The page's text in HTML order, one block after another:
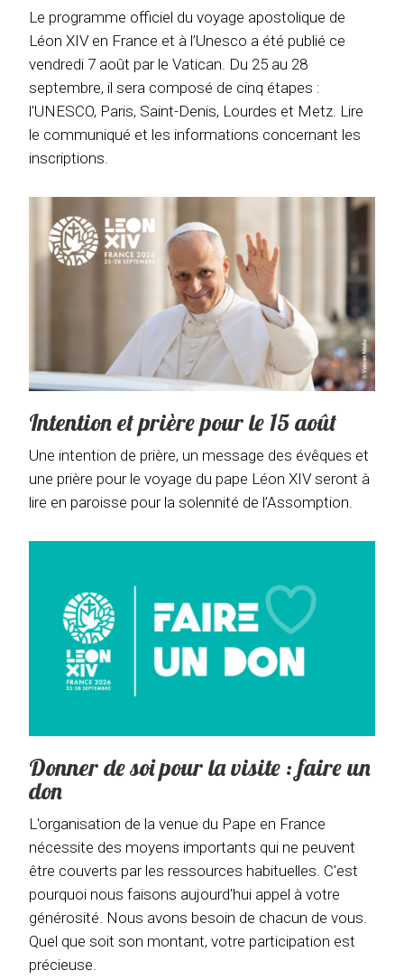
Le programme officiel du voyage apostolique de
Léon XIV en France et à l’Unesco a été publié ce
vendredi 7 août par le Vatican. Du 25 au 28
septembre, il sera composé de cinq étapes :
l'UNESCO, Paris, Saint-Denis, Lourdes et Metz. Lire
le communiqué et les informations concernant les
inscriptions.
Intention et prière pour le 15 août
Une intention de prière, un message des évêques et
une prière pour le voyage du pape Léon XIV seront à
lire en paroisse pour la solennité de l’Assomption.
Donner de soi pour la visite : faire un
don
L'organisation de la venue du Pape en France
nécessite des moyens importants qui ne peuvent
être couverts par les ressources habituelles. C'est
pourquoi nous faisons aujourd'hui appel à votre
générosité. Nous avons besoin de chacun de vous.
Quel que soit son montant, votre participation est
précieuse.